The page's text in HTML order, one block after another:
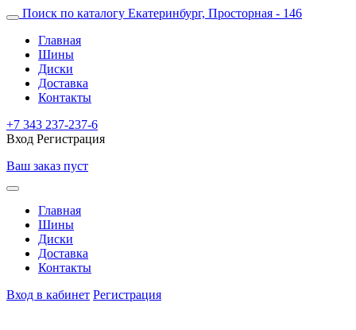
Поиск по каталогу Екатеринбург, Просторная - 146
Главная
Шины
Диски
Доставка
Контакты
+7 343 237-237-6
Вход Регистрация
Ваш заказ пуст
Главная
Шины
Диски
Доставка
Контакты
Вход в кабинет Регистрация